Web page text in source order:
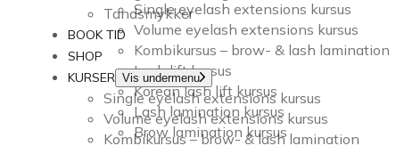
Single eyelash extensions kursus
Volume eyelash extensions kursus
Kombikursus – brow- & lash lamination
Lash lift kursus
Korean lash lift kursus
Lash lamination kursus
Brow lamination kursus
Tandsmykker
BOOK TID
SHOP
KURSER Vis undermenu
Single eyelash extensions kursus
Volume eyelash extensions kursus
Kombikursus – brow- & lash lamination